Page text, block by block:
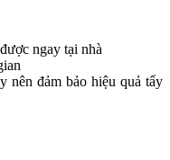
ngay tại nhà
nên đảm bảo hiệu quả tẩy